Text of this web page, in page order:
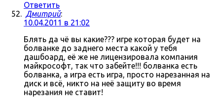
Ответить
Дмитрий:
10.04.2011 в 21:02
Блять да чё вы какие??? игре которая будет на
болванке до заднего места какой у тебя
дашбоард, её же не лицензировала компания
майкрософт, так что забейте!!! болванка есть
болванка, а игра есть игра, просто нарезанная на
диск и всё, никто на неё защиту во время
нарезания не ставит!